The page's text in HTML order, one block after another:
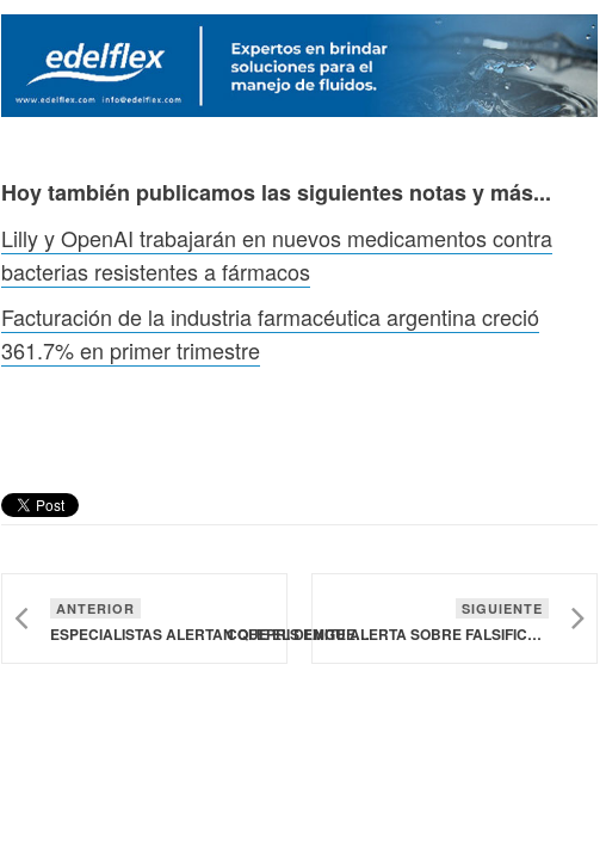
Hoy también publicamos las siguientes notas y más...
Lilly y OpenAI trabajarán en nuevos medicamentos contra
bacterias resistentes a fármacos
Facturación de la industria farmacéutica argentina creció
361.7% en primer trimestre
ANTERIOR
ESPECIALISTAS ALERTAN QUE EL DENGUE SE HA DISPARADO A NIVELES HISTÓRICOS
SIGUIENTE
COFEPRIS EMITE ALERTA SOBRE FALSIFICACIÓN DE HORMONA PARA EL CRECIMIENTO